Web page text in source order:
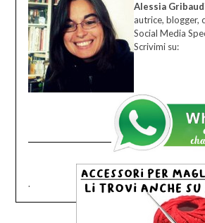
Alessia
autrice, blogger,
Social Media
Scrivimi su:
.